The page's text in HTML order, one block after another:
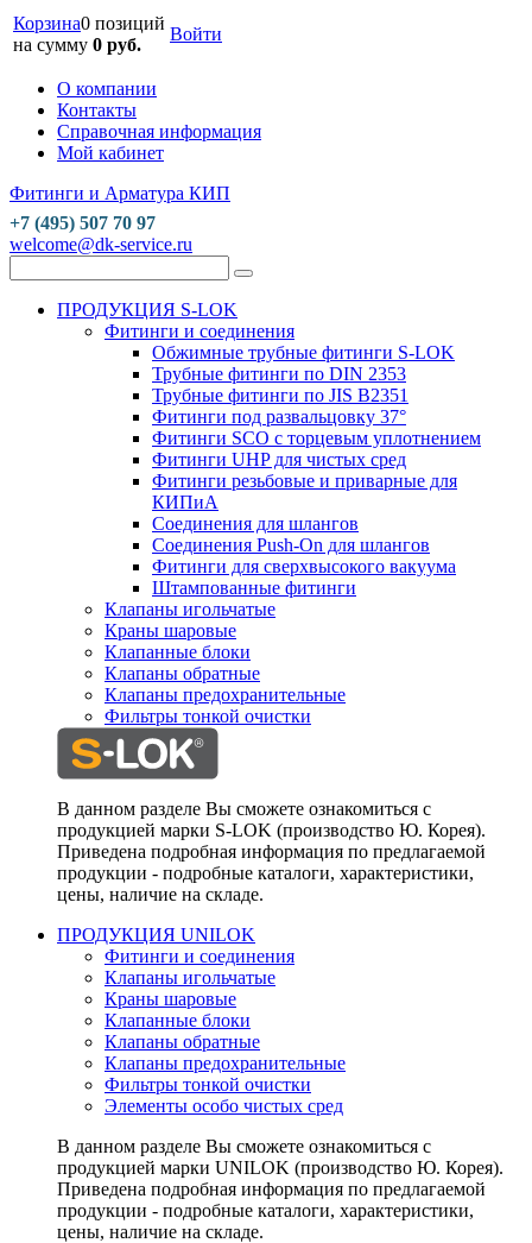
Корзина0 позиций
на сумму 0 руб.
Войти
О компании
Контакты
Справочная информация
Мой кабинет
Фитинги и Арматура КИП
+7 (495) 507 70 97
welcome@dk-service.ru
ПРОДУКЦИЯ S-LOK
Фитинги и соединения
Обжимные трубные фитинги S-LOK
Трубные фитинги по DIN 2353
Трубные фитинги по JIS B2351
Фитинги под развальцовку 37°
Фитинги SCO с торцевым уплотнением
Фитинги UHP для чистых сред
Фитинги резьбовые и приварные для
КИПиА
Соединения для шлангов
Соединения Push-On для шлангов
Фитинги для сверхвысокого вакуума
Штампованные фитинги
Клапаны игольчатые
Краны шаровые
Клапанные блоки
Клапаны обратные
Клапаны предохранительные
Фильтры тонкой очистки
В данном разделе Вы сможете ознакомиться с
продукцией марки S-LOK (производство Ю. Корея).
Приведена подробная информация по предлагаемой
продукции - подробные каталоги, характеристики,
цены, наличие на складе.
ПРОДУКЦИЯ UNILOK
Фитинги и соединения
Клапаны игольчатые
Краны шаровые
Клапанные блоки
Клапаны обратные
Клапаны предохранительные
Фильтры тонкой очистки
Элементы особо чистых сред
В данном разделе Вы сможете ознакомиться с
продукцией марки UNILOK (производство Ю. Корея).
Приведена подробная информация по предлагаемой
продукции - подробные каталоги, характеристики,
цены, наличие на складе.